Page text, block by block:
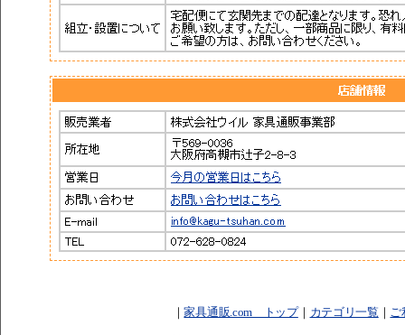
｜家具通販.com トップ｜ カテゴリ一覧 ｜ ご